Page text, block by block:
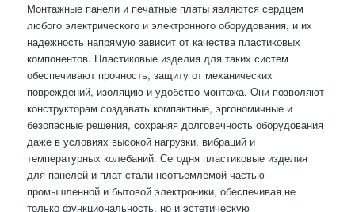
Монтажные панели и печатные платы являются сердцем
любого электрического и электронного оборудования, и их
надежность напрямую зависит от качества пластиковых
компонентов. Пластиковые изделия для таких систем
обеспечивают прочность, защиту от механических
повреждений, изоляцию и удобство монтажа. Они позволяют
конструкторам создавать компактные, эргономичные и
безопасные решения, сохраняя долговечность оборудования
даже в условиях высокой нагрузки, вибраций и
температурных колебаний. Сегодня пластиковые изделия
для панелей и плат стали неотъемлемой частью
промышленной и бытовой электроники, обеспечивая не
только функциональность, но и эстетическую